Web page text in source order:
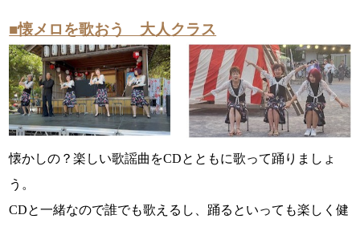
■懐メロを歌おう 大人クラス
懐かしの？楽しい歌謡曲をCDとともに歌って踊りましょ
う。
CDと一緒なので誰でも歌えるし、踊るといっても楽しく健